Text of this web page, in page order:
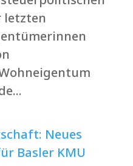
letzten